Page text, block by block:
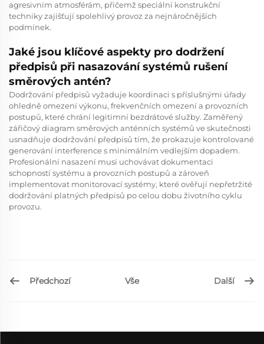
agresivním atmosférám, přičemž speciální konstrukční
techniky zajišťují spolehlivý provoz za nejnáročnějších
podmínek.
Jaké jsou klíčové aspekty pro dodržení
předpisů při nasazování systémů rušení
směrových antén?
Dodržování předpisů vyžaduje koordinaci s příslušnými úřady
ohledně omezení výkonu, frekvenčních omezení a provozních
postupů, které chrání legitimní bezdrátové služby. Zaměřený
zářičový diagram směrových anténních systémů ve skutečnosti
usnadňuje dodržování předpisů tím, že prokazuje kontrolované
generování interference s minimálním vedlejším dopadem.
Profesionální nasazení musí uchovávat dokumentaci
schopností systému a provozních postupů a zároveň
implementovat monitorovací systémy, které ověřují nepřetržité
dodržování platných předpisů po celou dobu životního cyklu
provozu.
Předchozí Vše Další